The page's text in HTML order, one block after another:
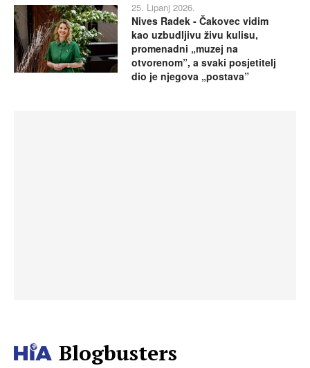
25. Lipanj 2026.
Nives Radek - Čakovec vidim
kao uzbudljivu živu kulisu,
promenadni „muzej na
otvorenom”, a svaki posjetitelj
dio je njegova „postava”
Blogbusters